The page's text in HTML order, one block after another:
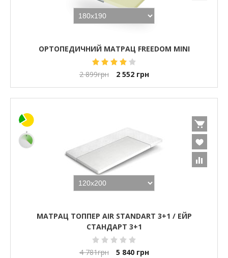
ОРТОПЕДИЧНИЙ МАТРАЦ FREEDOM MINI
2 899грн 2 552 грн
МАТРАЦ ТОППЕР AIR STANDART 3+1 / ЕЙР
СТАНДАРТ 3+1
4 781грн 5 840 грн